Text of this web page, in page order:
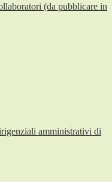
(da pubblicare in
amministrativi di